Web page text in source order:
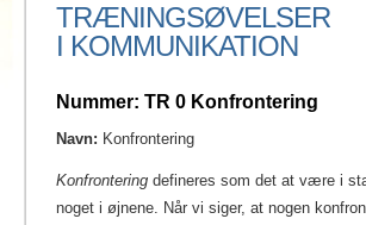
TRÆNINGSØVELSER
I KOMMUNIKATION
Nummer: TR 0 Konfrontering
Navn: Konfrontering
Konfrontering defineres som det at være i
noget i øjnene. Når vi siger, at nogen